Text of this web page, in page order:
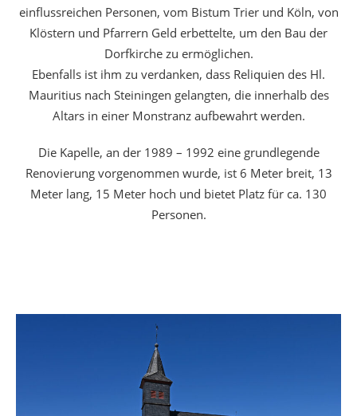
einflussreichen Personen, vom Bistum Trier und Köln, von
Klöstern und Pfarrern Geld erbettelte, um den Bau der
Dorfkirche zu ermöglichen.
Ebenfalls ist ihm zu verdanken, dass Reliquien des Hl.
Mauritius nach Steiningen gelangten, die innerhalb des
Altars in einer Monstranz aufbewahrt werden.
Die Kapelle, an der 1989 – 1992 eine grundlegende
Renovierung vorgenommen wurde, ist 6 Meter breit, 13
Meter lang, 15 Meter hoch und bietet Platz für ca. 130
Personen.